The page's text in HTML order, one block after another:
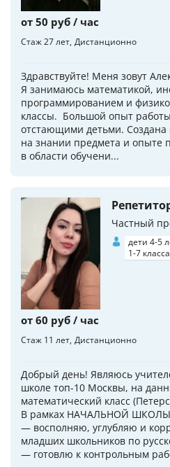
от 50 руб / час
Стаж 27 лет Дистанционно
Здравствуйте! Меня зовут
Я занимаюсь математикой,
программированием и
классы. Большой опыт
отстающими детьми. Создана
на знании предмета и опыте
в области обучени...
Частный
дети 4-5
1-7 класса
от 60 руб / час
Стаж 11 лет Дистанционно
Добрый день! Являюсь
школе топ-10 Москвы, на
математический класс
В рамках НАЧАЛЬНОЙ
— восполняю, углубляю и
младших школьников по
— готовлю к контрольным